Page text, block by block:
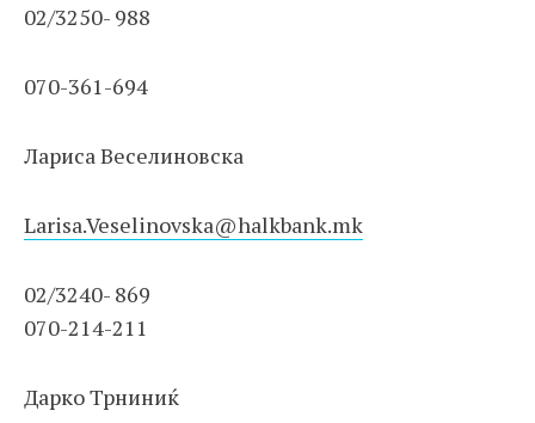
02/3250- 988
070-361-694
Лариса Веселиновска
Larisa.Veselinovska@halkbank.mk
02/3240- 869
070-214-211
Дарко Трниниќ